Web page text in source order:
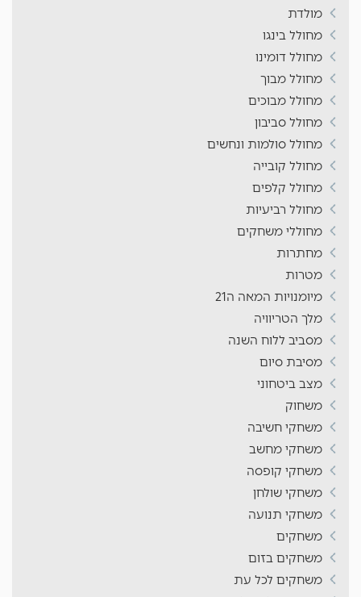
מולדת
מחולל בינגו
מחולל דומינו
מחולל מבוך
מחולל מבוכים
מחולל סביבון
מחולל סולמות ונחשים
מחולל קובייה
מחולל קלפים
מחולל רביעיות
מחוללי משחקים
מחתרות
מטרות
מיומנויות המאה ה21
מלך הטריוויה
מסביב ללוח השנה
מסיבת סיום
מצב ביטחוני
משחוק
משחקי חשיבה
משחקי מחשב
משחקי קופסה
משחקי שולחן
משחקי תנועה
משחקים
משחקים בזום
משחקים לכל עת